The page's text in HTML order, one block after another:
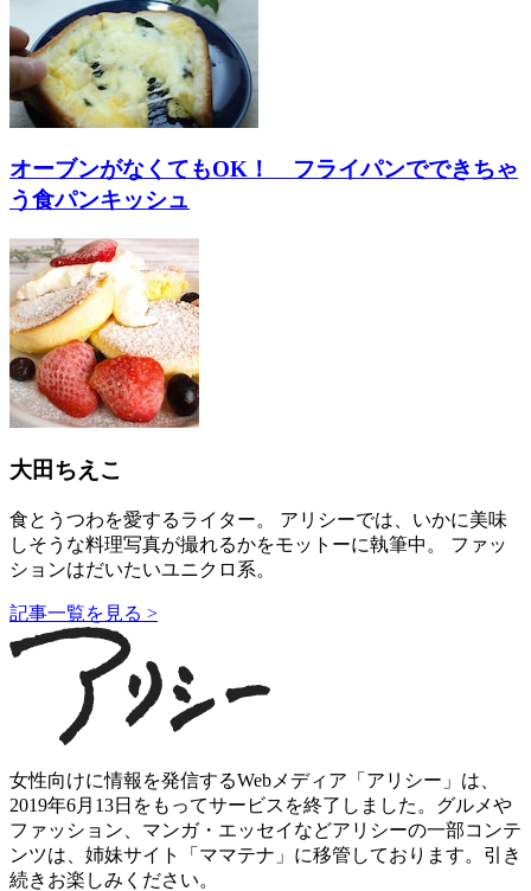
オーブンがなくてもOK！ フライパンでできちゃ
う食パンキッシュ
大田ちえこ
食とうつわを愛するライター。 アリシーでは、いかに美味
しそうな料理写真が撮れるかをモットーに執筆中。 ファッ
ションはだいたいユニクロ系。
記事一覧を見る >
女性向けに情報を発信するWebメディア「アリシー」は、
2019年6月13日をもってサービスを終了しました。グルメや
ファッション、マンガ・エッセイなどアリシーの一部コンテ
ンツは、姉妹サイト「ママテナ」に移管しております。引き
続きお楽しみください。